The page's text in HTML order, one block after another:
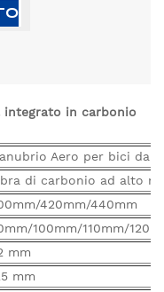
integrato in carbonio
Aero per bici da
di carbonio ad alto
420mm/440mm
100mm/110mm/
mm
mm